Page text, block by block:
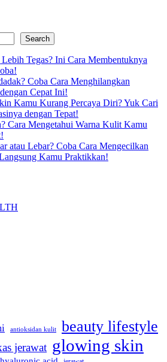
Search
Tegas? Ini Cara Membentuknya
Coba Cara Menghilangkan
Cepat Ini!
Kamu Kurang Percaya Diri? Yuk Cari
dengan Tepat!
Cara Mengetahui Warna Kulit Kamu
atau Lebar? Coba Cara Mengecilkan
Kamu Praktikkan!
antioksidan kulit beauty lifestyle
jerawat glowing skin